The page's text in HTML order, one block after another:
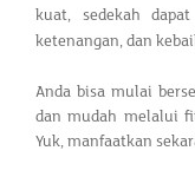
kuat, sedekah
ketenangan, dan
Anda bisa mulai
dan mudah melalui
Yuk, manfaatkan